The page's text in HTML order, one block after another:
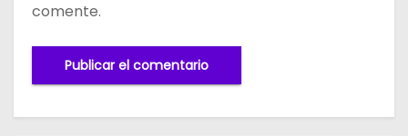
comente.